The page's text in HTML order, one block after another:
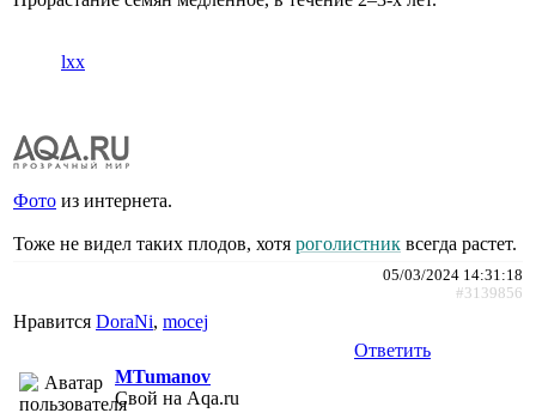
lxx
Фото из интернета.
Тоже не видел таких плодов, хотя роголистник всегда растет.
05/03/2024 14:31:18
#3139856
Нравится DoraNi, mocej
Ответить
MTumanov
Свой на Aqa.ru